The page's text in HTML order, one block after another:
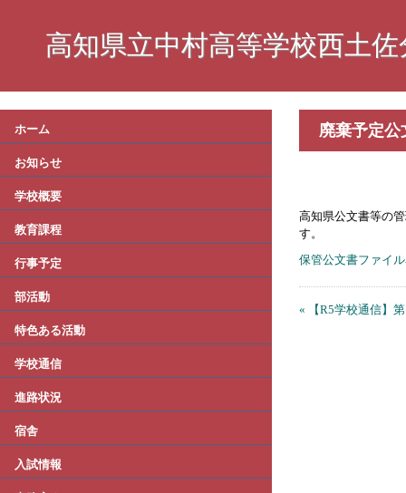
高知県立中村高等学校西土佐
ホーム
お知らせ
学校概要
教育課程
行事予定
部活動
特色ある活動
学校通信
進路状況
宿舎
入試情報
廃棄予定公
高知県公文書等の
す。
保管公文書ファイ
« 【R5学校通信】